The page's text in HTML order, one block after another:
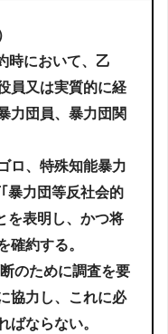
時において、乙
員又は実質的に経
力団員、暴力団関
ロ、特殊知能暴力
暴力団等反社会的
を表明し、かつ将
確約する。
のために調査を要
協力し、これに必
ばならない。